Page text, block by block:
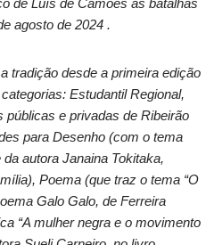
de Luís de Camões às batalhas
agosto de 2024 .
tradição desde a primeira edição
Estudantil Regional,
públicas e privadas de Ribeirão
para Desenho (com o tema
autora Janaina Tokitaka,
Poema (que traz o tema “O
Galo Galo, de Ferreira
“A mulher negra e o movimento